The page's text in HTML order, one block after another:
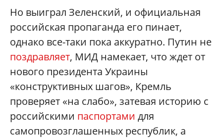
Но выиграл Зеленский, и официальная
российская пропаганда его пинает,
однако все-таки пока аккуратно. Путин не
поздравляет, МИД намекает, что ждет от
нового президента Украины
«конструктивных шагов», Кремль
проверяет «на слабо», затевая историю с
российскими паспортами для
самопровозглашенных республик, а